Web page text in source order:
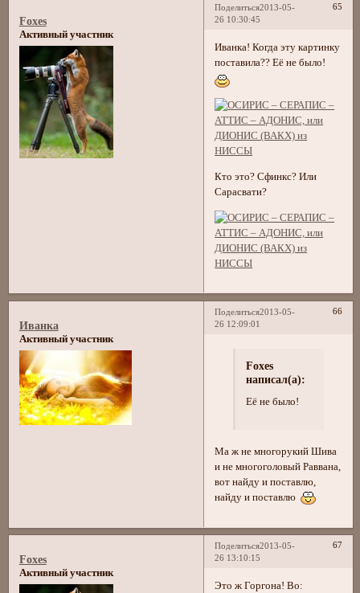
Поделиться 65
2013-05-
26 10:30:45
Foxes
Активный участник
Иванка! Когда эту картинку
поставила?? Её не было!
Кто это? Сфинкс? Или
Сарасвати?
Поделиться 66
2013-05-
26 12:09:01
Иванка
Активный участник
Foxes
написал(а):
Её не было!
Ма ж не многорукий Шива
и не многоголовый Раввана,
вот найду и поставлю,
найду и поставлю
Поделиться 67
2013-05-
26 13:10:15
Foxes
Активный участник
Это ж Горгона! Во: